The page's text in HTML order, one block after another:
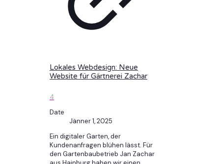
Lokales Webdesign: Neue
Website für Gärtnerei Zachar
4
Date
Jänner 1, 2025
Ein digitaler Garten, der
Kundenanfragen blühen lässt. Für
den Gartenbaubetrieb Jan Zachar